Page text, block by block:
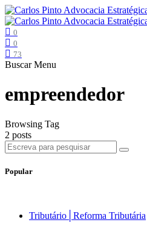
0
0
73
Buscar Menu
empreendedor
Browsing Tag
2 posts
Popular
Tributário│Reforma Tributária